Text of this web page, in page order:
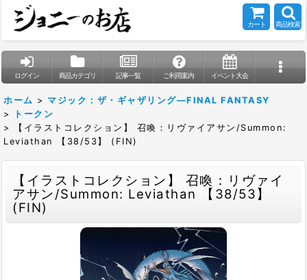
カート 商品検索
ログイン 商品カテゴリ 記事一覧 ご利用案内 イベント大会
ホーム > マジック：ザ・ギャザリング—FINAL FANTASY
>
トークン
>
【イラストコレクション】 召喚：リヴァイアサン/Summon:
Leviathan 【38/53】 (FIN)
【イラストコレクション】 召喚：リヴァイ
アサン/Summon: Leviathan 【38/53】
(FIN)